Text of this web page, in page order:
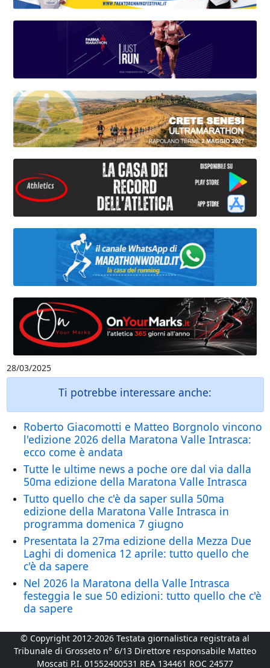
28/03/2025
Ti potrebbe interessare anche:
Roberto Giacomotti e Matteo Borgnolo vincono
l'edizione 2026 della Maratona Valle Intrasca:
ecco come è andata
Tutte le ultime news a poche ore dal via dalla
50ma edizione della Maratona Valle Intrasca
Tutto quello che c'è da saper sulla 50ma
edizione della Maratona Valle Intrasca in
programma domenica 7 giugno
Presentata la 27ma edizione della Mezza Due
Laghi di domenica 12 aprile: tutto quello che
c'è da sapere
Nel 2026 la Maratona della Valle Intrasca
festeggia le sue 50 edizioni: tutto quello che c'è
da sapere
© Copyright 2012-2026 Testata giornalistica registrata al
Tribunale di Grosseto n° 6/13 Direttore responsabile Matteo
Moscati P.I. 01552400531 REA 134461 ROC 24577